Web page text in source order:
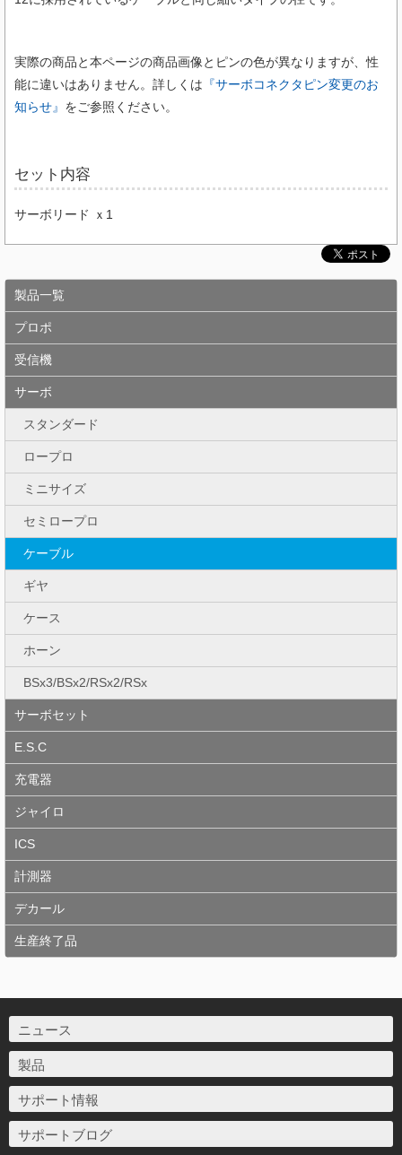
実際の商品と本ページの商品画像とピンの色が異なりますが、性
能に違いはありません。詳しくは 『サーボコネクタピン変更のお
知らせ』 をご参照ください。
セット内容
サーボリード ｘ1
製品一覧
プロポ
受信機
サーボ
スタンダード
ロープロ
ミニサイズ
セミロープロ
ケーブル
ギヤ
ケース
ホーン
BSx3/BSx2/RSx2/RSx
サーボセット
E.S.C
充電器
ジャイロ
ICS
計測器
デカール
生産終了品
ニュース
製品
サポート情報
サポートブログ